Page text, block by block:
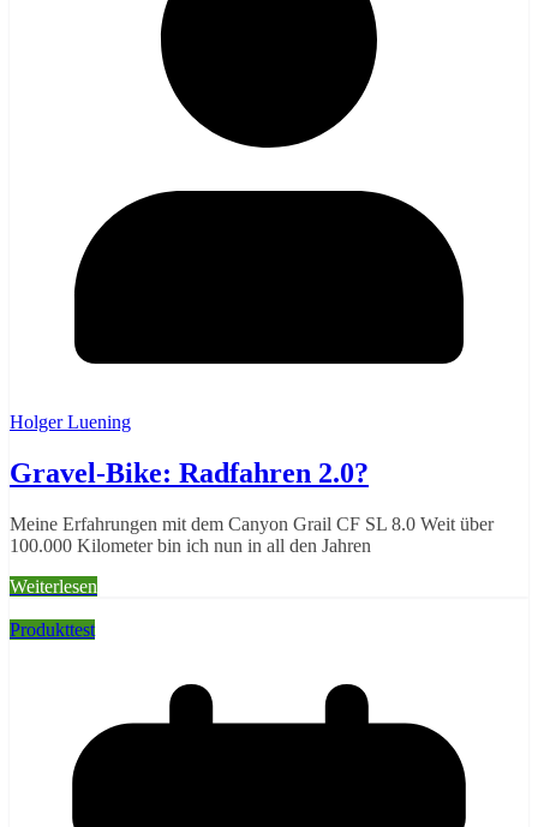
Holger Luening
Gravel-Bike: Radfahren 2.0?
Meine Erfahrungen mit dem Canyon Grail CF SL 8.0 Weit über
100.000 Kilometer bin ich nun in all den Jahren
Weiterlesen
Produkttest